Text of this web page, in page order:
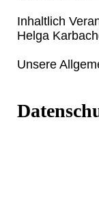
Inhaltlich
Helga
Unsere